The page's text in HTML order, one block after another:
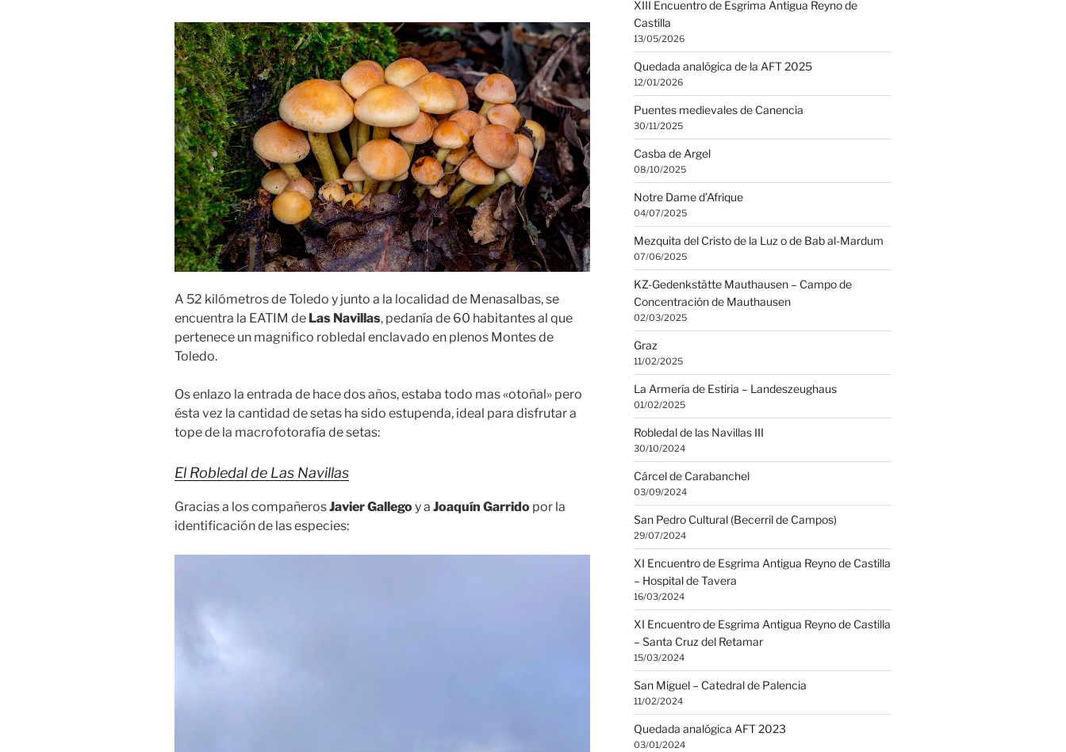
A 52 kilómetros de Toledo y junto a la localidad de Menasalbas, se
encuentra la EATIM de Las Navillas, pedanía de 60 habitantes al que
pertenece un magnifico robledal enclavado en plenos Montes de
Toledo.
Os enlazo la entrada de hace dos años, estaba todo mas «otoñal» pero
ésta vez la cantidad de setas ha sido estupenda, ideal para disfrutar a
tope de la macrofotorafía de setas:
El Robledal de Las Navillas
Gracias a los compañerosJavier Gallegoy a Joaquín Garrido por la
identificación de las especies:
XIII Encuentro de Esgrima Antigua Reyno de
Castilla
13/05/2026
Quedada analógica de la AFT 2025
12/01/2026
Puentes medievales de Canencia
30/11/2025
Casba de Argel
08/10/2025
Notre Dame d’Afrique
04/07/2025
Mezquita del Cristo de la Luz o de Bab al-Mardum
07/06/2025
KZ-Gedenkstätte Mauthausen – Campo de
Concentración de Mauthausen
02/03/2025
Graz
11/02/2025
La Armería de Estiria – Landeszeughaus
01/02/2025
Robledal de las Navillas III
30/10/2024
Cárcel de Carabanchel
03/09/2024
San Pedro Cultural (Becerril de Campos)
29/07/2024
XI Encuentro de Esgrima Antigua Reyno de Castilla
– Hospital de Tavera
16/03/2024
XI Encuentro de Esgrima Antigua Reyno de Castilla
– Santa Cruz del Retamar
15/03/2024
San Miguel – Catedral de Palencia
11/02/2024
Quedada analógica AFT 2023
03/01/2024